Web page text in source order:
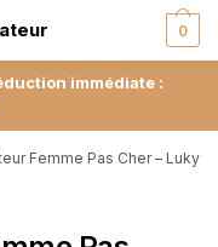
0
immédiate :
Femme Pas Cher – Luky